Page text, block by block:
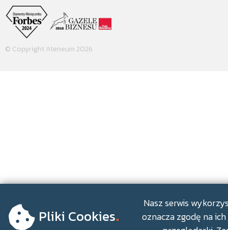
© Copyright Ateneum 2026
Pliki Cookies.
Nasz serwis
oznacza zgodę na